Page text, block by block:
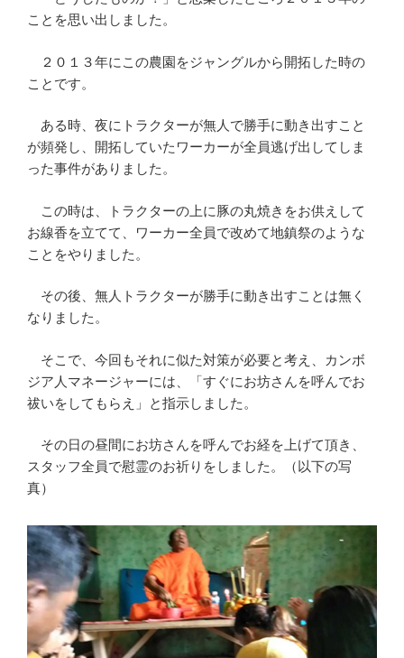
ことを思い出しました。
２０１３年にこの農園をジャングルから開拓した時の
ことです。
ある時、夜にトラクターが無人で勝手に動き出すこと
が頻発し、開拓していたワーカーが全員逃げ出してしま
った事件がありました。
この時は、トラクターの上に豚の丸焼きをお供えして
お線香を立てて、ワーカー全員で改めて地鎮祭のような
ことをやりました。
その後、無人トラクターが勝手に動き出すことは無く
なりました。
そこで、今回もそれに似た対策が必要と考え、カンボ
ジア人マネージャーには、「すぐにお坊さんを呼んでお
祓いをしてもらえ」と指示しました。
その日の昼間にお坊さんを呼んでお経を上げて頂き、
スタッフ全員で慰霊のお祈りをしました。（以下の写
真）